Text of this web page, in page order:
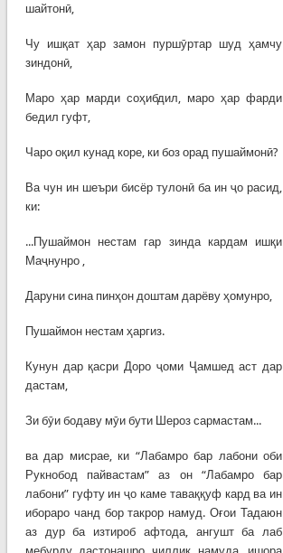
шайтонӣ,
Чу ишқат ҳар замон пуршӯртар шуд ҳамчу
зиндонӣ,
Маро ҳар марди соҳибдил, маро ҳар фарди
бедил гуфт,
Чаро оқил кунад коре, ки боз орад пушаймонӣ?
Ва чун ин шеъри бисёр тулонӣ ба ин ҷо расид,
ки:
...Пушаймон нестам гар зинда кардам ишқи
Маҷнунро ,
Даруни сина пинҳон доштам дарёву ҳомунро,
Пушаймон нестам ҳаргиз.
Кунун дар қасри Доро ҷоми Ҷамшед аст дар
дастам,
Зи бӯи бодаву мӯи бути Шероз сармастам...
ва дар мисрае, ки “Лабамро бар лабони оби
Рукнобод пайвастам” аз он “Лабамро бар
лабони” гуфту ин ҷо каме таваққуф кард ва ин
ибораро чанд бор такрор намуд. Оғои Тадаюн
аз дур ба изтироб афтода, ангушт ба лаб